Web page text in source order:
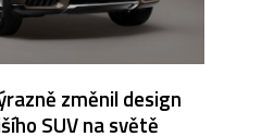
změnil design
SUV na světě